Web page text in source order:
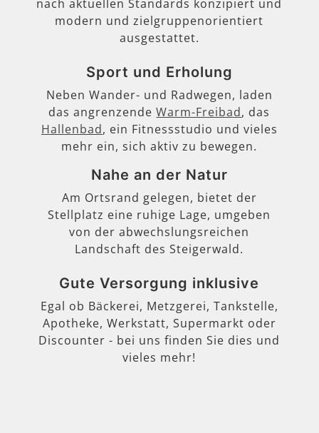
nach aktuellen Standards konzipiert und
modern und zielgruppenorientiert
ausgestattet.
Sport und Erholung
Neben Wander- und Radwegen, laden
das angrenzendeWarm-Freibad, das
Hallenbad, ein Fitnessstudio und vieles
mehr ein, sich aktiv zu bewegen.
Nahe an der Natur
Am Ortsrand gelegen, bietet der
Stellplatz eine ruhige Lage, umgeben
von der abwechslungsreichen
Landschaft des Steigerwald.
Gute Versorgung inklusive
Egal ob Bäckerei, Metzgerei, Tankstelle,
Apotheke, Werkstatt, Supermarkt oder
Discounter - bei uns finden Sie dies und
vieles mehr!